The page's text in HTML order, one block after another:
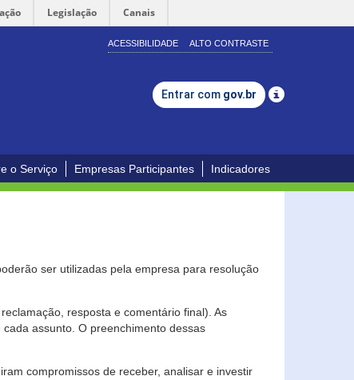
Legislação Canais
ACESSIBILIDADE ALTO CONTRASTE
Entrar com gov.br
o Serviço Empresas Participantes Indicadores
ser utilizadas pela empresa para resolução
resposta e comentário final). As
assunto. O preenchimento dessas
compromissos de receber, analisar e investir